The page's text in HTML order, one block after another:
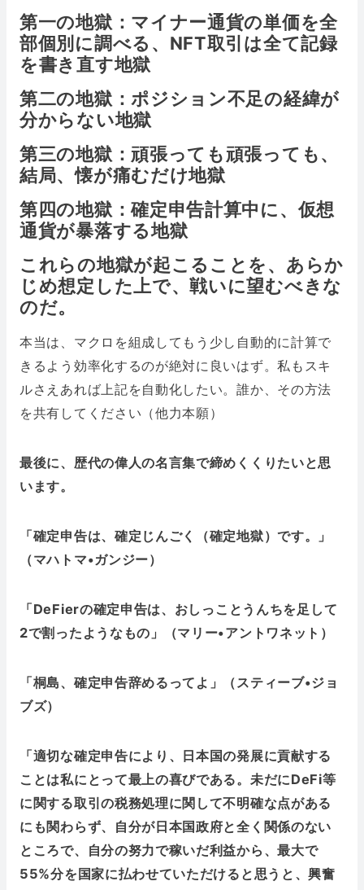
第一の地獄：マイナー通貨の単価を全
部個別に調べる、NFT取引は全て記録
を書き直す地獄
第二の地獄：ポジション不足の経緯が
分からない地獄
第三の地獄：頑張っても頑張っても、
結局、懐が痛むだけ地獄
第四の地獄：確定申告計算中に、仮想
通貨が暴落する地獄
これらの地獄が起こることを、あらか
じめ想定した上で、戦いに望むべきな
のだ。
本当は、マクロを組成してもう少し自動的に計算で
きるよう効率化するのが絶対に良いはず。私もスキ
ルさえあれば上記を自動化したい。誰か、その方法
を共有してください（他力本願）
最後に、歴代の偉人の名言集で締めくくりたいと思
います。
「確定申告は、確定じんごく（確定地獄）です。」
（マハトマ•ガンジー）
「DeFierの確定申告は、おしっことうんちを足して
2で割ったようなもの」（マリー•アントワネット）
「桐島、確定申告辞めるってよ」（スティーブ•ジョ
ブズ）
「適切な確定申告により、日本国の発展に貢献する
ことは私にとって最上の喜びである。未だにDeFi等
に関する取引の税務処理に関して不明確な点がある
にも関わらず、自分が日本国政府と全く関係のない
ところで、自分の努力で稼いだ利益から、最大で
55%分を国家に払わせていただけると思うと、興奮